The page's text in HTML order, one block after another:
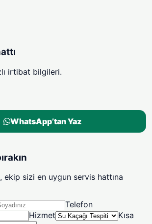
irtibat bilgileri.
WhatsApp’tan Yaz
ekip sizi en uygun servis hattına
Telefon
Hizmet
Kısa